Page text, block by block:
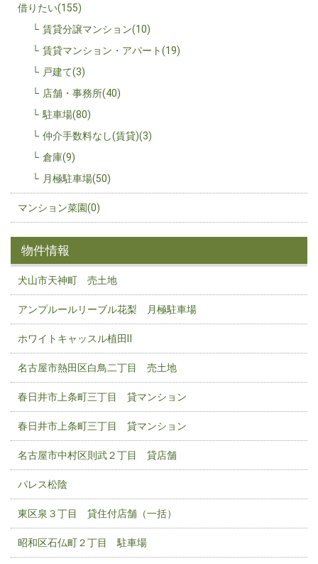
借りたい(155)
賃貸分譲マンション(10)
賃貸マンション・アパート(19)
戸建て(3)
店舗・事務所(40)
駐車場(80)
仲介手数料なし(賃貸)(3)
倉庫(9)
月極駐車場(50)
マンション菜園(0)
物件情報
犬山市天神町 売土地
アンプルールリーブル花梨 月極駐車場
ホワイトキャッスル植田Ⅱ
名古屋市熱田区白鳥二丁目 売土地
春日井市上条町三丁目 貸マンション
春日井市上条町三丁目 貸マンション
名古屋市中村区則武２丁目 貸店舗
パレス松陰
東区泉３丁目 貸住付店舗（一括）
昭和区石仏町２丁目 駐車場